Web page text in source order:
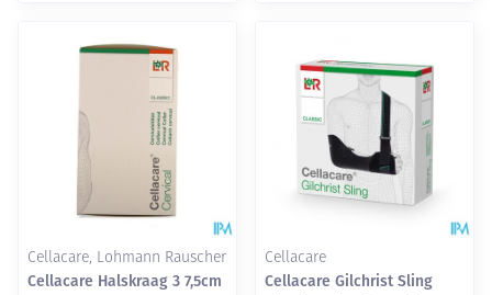
Cellacare, Lohmann Rauscher
Cellacare Halskraag 3 7,5cm
Cellacare
Cellacare Gilchrist Sling